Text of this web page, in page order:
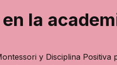
la
y Disciplina Positiva